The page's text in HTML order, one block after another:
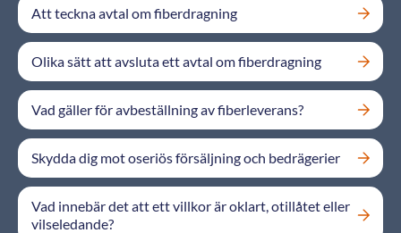
Att teckna avtal om fiberdragning
Olika sätt att avsluta ett avtal om fiberdragning
Vad gäller för avbeställning av fiberleverans?
Skydda dig mot oseriös försäljning och bedrägerier
Vad innebär det att ett villkor är oklart, otillåtet eller
vilseledande?